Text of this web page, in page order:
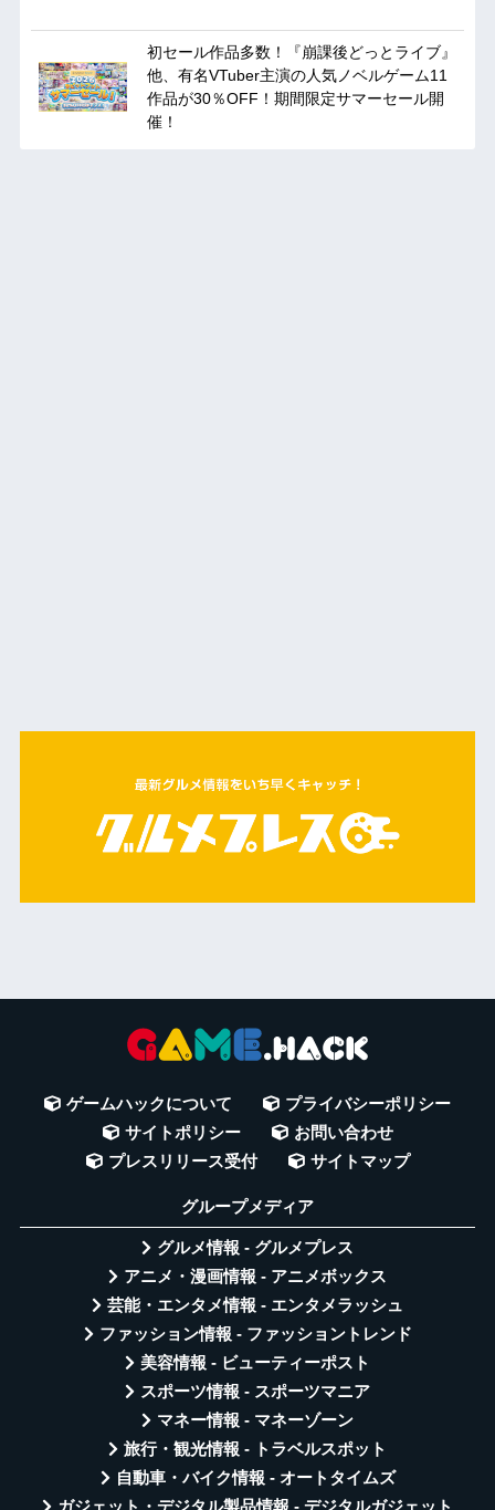
初セール作品多数！『崩課後どっとライブ』
他、有名VTuber主演の人気ノベルゲーム11
作品が30％OFF！期間限定サマーセール開
催！
ゲームハックについて
プライバシーポリシー
サイトポリシー
お問い合わせ
プレスリリース受付
サイトマップ
グループメディア
グルメ情報 - グルメプレス
アニメ・漫画情報 - アニメボックス
芸能・エンタメ情報 - エンタメラッシュ
ファッション情報 - ファッショントレンド
美容情報 - ビューティーポスト
スポーツ情報 - スポーツマニア
マネー情報 - マネーゾーン
旅行・観光情報 - トラベルスポット
自動車・バイク情報 - オートタイムズ